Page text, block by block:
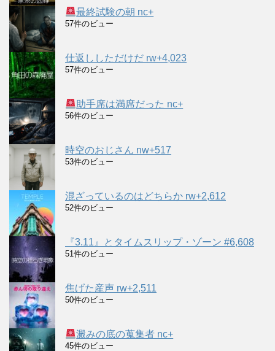
最終試験の朝 nc+
57件のビュー
仕返ししただけだ rw+4,023
57件のビュー
助手席は満席だった nc+
56件のビュー
時空のおじさん nw+517
53件のビュー
混ざっているのはどちらか rw+2,612
52件のビュー
『3.11』とタイムスリップ・ゾーン #6,608
51件のビュー
焦げた産声 rw+2,511
50件のビュー
澱みの底の蒐集者 nc+
45件のビュー